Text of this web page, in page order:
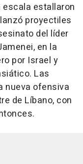
estallaron
proyectiles
del líder
en la
por Israel y
Las
nueva ofensiva
de Líbano, con